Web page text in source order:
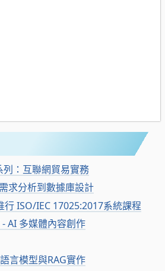
：互聯網貿易實務
求分析到數據庫設計
行 ISO/IEC 17025:2017系統課程
AI 多媒體內容創作
言模型與RAG實作